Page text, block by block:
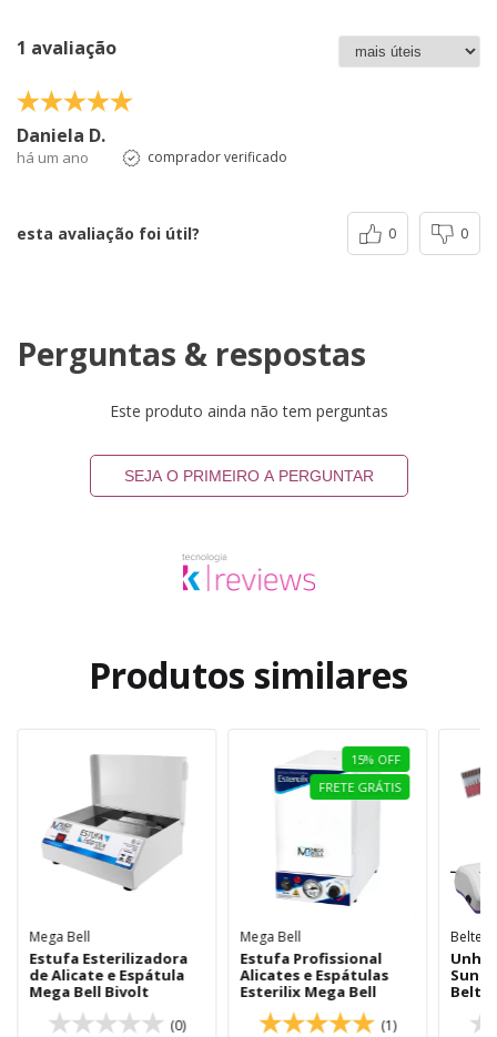
1 avaliação
Daniela D.
há um ano comprador verificado
esta avaliação foi útil? 0 0
Perguntas & respostas
Este produto ainda não tem perguntas
SEJA O PRIMEIRO A PERGUNTAR
Produtos similares
Mega Bell
Estufa Esterilizadora
de Alicate e Espátula
Mega Bell Bivolt
(0)
15% OFF
FRETE GRÁTIS
Mega Bell
Estufa Profissional
Alicates e Espátulas
Esterilix Mega Bell
(1)
Beltec
Sun5